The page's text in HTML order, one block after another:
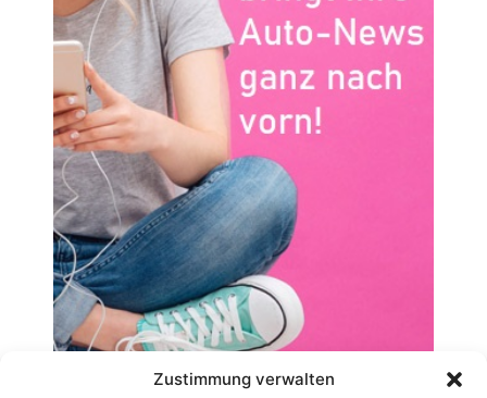
Zustimmung verwalten